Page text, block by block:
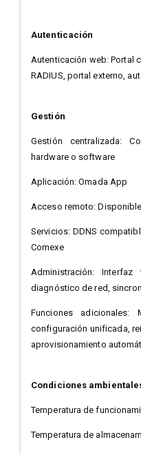
Autenticación
Autenticación web: Portal
RADIUS, portal externo,
Gestión
Gestión centralizada:
hardware o software
Aplicación: Omada App
Acceso remoto:
Servicios: DDNS
Comexe
Administración: Interfaz
diagnóstico de red,
Funciones adicionales:
configuración unificada,
aprovisionamiento
Condiciones
Temperatura de
Temperatura de